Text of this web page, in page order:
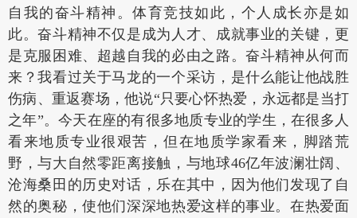
自我的奋斗精神。体育竞技如此，个人成长亦是如
此。奋斗精神不仅是成为人才、成就事业的关键，更
是克服困难、超越自我的必由之路。奋斗精神从何而
来？我看过关于马龙的一个采访，是什么能让他战胜
伤病、重返赛场，他说“只要心怀热爱，永远都是当打
之年”。今天在座的有很多地质专业的学生，在很多人
看来地质专业很艰苦，但在地质学家看来，脚踏荒
野，与大自然零距离接触，与地球46亿年波澜壮阔、
沧海桑田的历史对话，乐在其中，因为他们发现了自
然的奥秘，使他们深深地热爱这样的事业。在热爱面